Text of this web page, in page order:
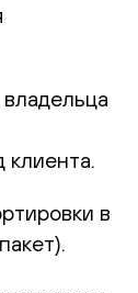
клиента.
в